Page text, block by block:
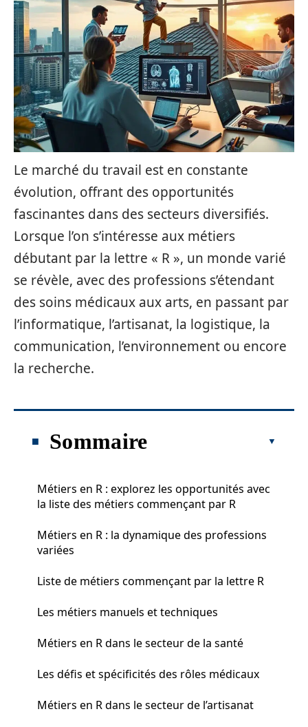
Le marché du travail est en constante
évolution, offrant des opportunités
fascinantes dans des secteurs diversifiés.
Lorsque l’on s’intéresse aux métiers
débutant par la lettre « R », un monde varié
se révèle, avec des professions s’étendant
des soins médicaux aux arts, en passant par
l’informatique, l’artisanat, la logistique, la
communication, l’environnement ou encore
la recherche.
Sommaire
Métiers en R : explorez les opportunités avec
la liste des métiers commençant par R
Métiers en R : la dynamique des professions
variées
Liste de métiers commençant par la lettre R
Les métiers manuels et techniques
Métiers en R dans le secteur de la santé
Les défis et spécificités des rôles médicaux
Métiers en R dans le secteur de l’artisanat